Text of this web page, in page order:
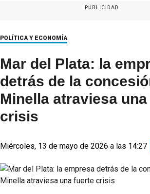
PUBLICIDAD
POLÍTICA Y ECONOMÍA
Mar del Plata: la
detrás de la
Minella atraviesa
crisis
Miércoles, 13 de mayo de 2026 a las 14:27